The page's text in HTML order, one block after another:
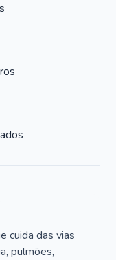
cuida das vias
pulmões,